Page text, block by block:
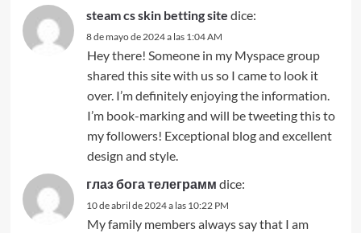
steam cs skin betting site dice:
8 de mayo de 2024 a las 1:04 AM
Hey there! Someone in my Myspace group
shared this site with us so I came to look it
over. I’m definitely enjoying the information.
I’m book-marking and will be tweeting this to
my followers! Exceptional blog and excellent
design and style.
глаз бога телеграмм dice:
10 de abril de 2024 a las 10:22 PM
My family members always say that I am